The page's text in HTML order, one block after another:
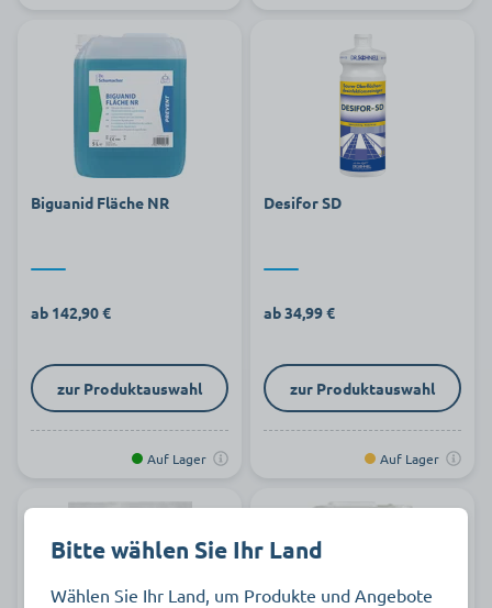
Biguanid Fläche NR
ab 142,90 €
zur Produktauswahl
Auf Lager
Desifor SD
ab 34,99 €
zur Produktauswahl
Auf Lager
Bitte wählen Sie Ihr Land
Wählen Sie Ihr Land, um Produkte und Angebote